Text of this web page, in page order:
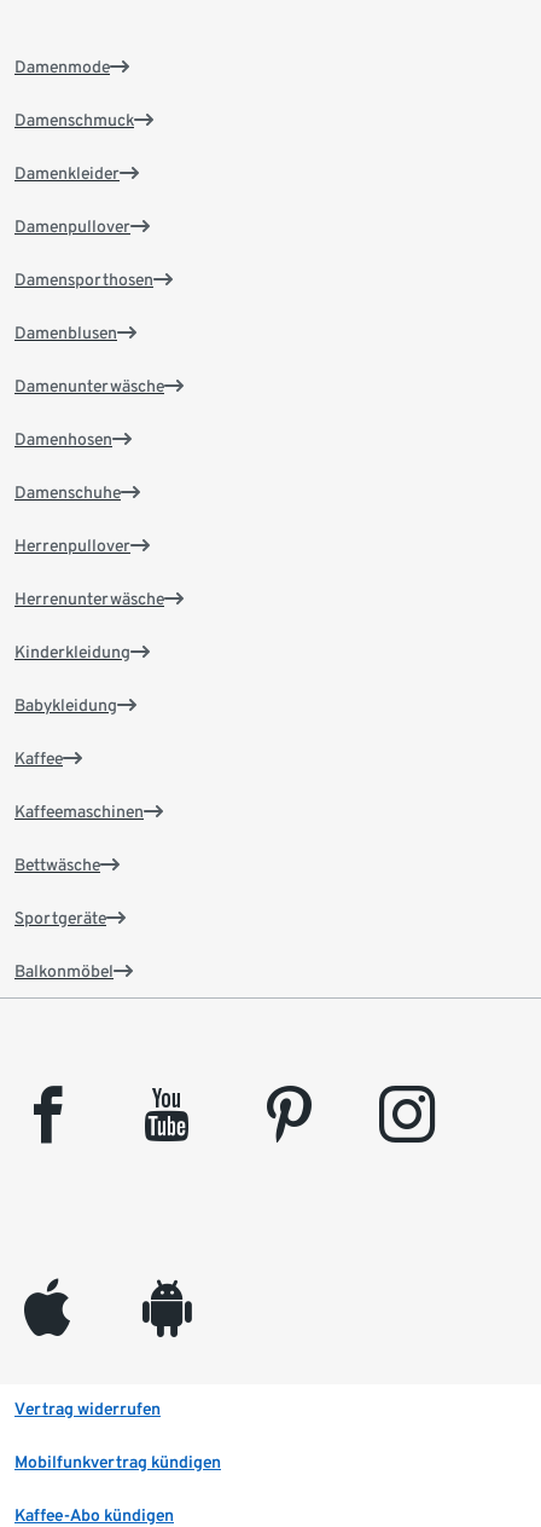
Damenmode
Damenschmuck
Damenkleider
Damenpullover
Damensporthosen
Damenblusen
Damenunterwäsche
Damenhosen
Damenschuhe
Herrenpullover
Herrenunterwäsche
Kinderkleidung
Babykleidung
Kaffee
Kaffeemaschinen
Bettwäsche
Sportgeräte
Balkonmöbel
facebook youtube pinterest instagram
appleinc android
Vertrag widerrufen
Mobilfunkvertrag kündigen
Kaffee-Abo kündigen